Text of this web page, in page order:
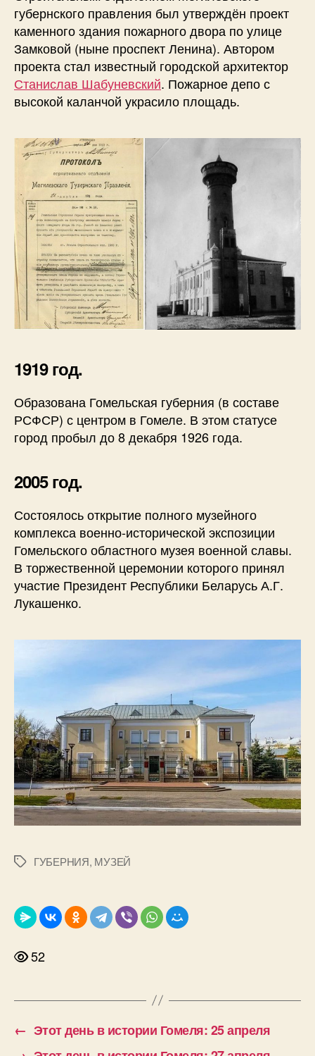
губернского правления был утверждён проект
каменного здания пожарного двора по улице
Замковой (ныне проспект Ленина). Автором
проекта стал известный городской архитектор
Станислав Шабуневский. Пожарное депо с
высокой каланчой украсило площадь.
1919 год.
Образована Гомельская губерния (в составе
РСФСР) с центром в Гомеле. В этом статусе
город пробыл до 8 декабря 1926 года.
2005 год.
Состоялось открытие полного музейного
комплекса военно-исторической экспозиции
Гомельского областного музея военной славы.
В торжественной церемонии которого принял
участие Президент Республики Беларусь А.Г.
Лукашенко.
МеткиГУБЕРНИЯ, МУЗЕЙ
52
← Этот день в истории Гомеля: 25 апреля